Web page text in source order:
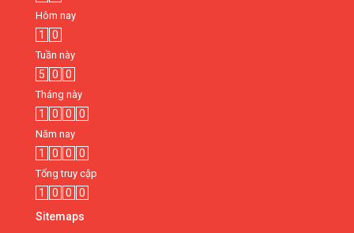
Hôm nay
1 0
Tuần này
5 0 0
Tháng này
1 0 0 0
Năm nay
1 0 0 0
Tổng truy cập
1 0 0
0
Sitemaps